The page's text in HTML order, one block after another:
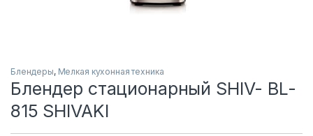
Блендеры, Мелкая кухонная техника
Блендер стационарный SHIV- BL-
815 SHIVAKI